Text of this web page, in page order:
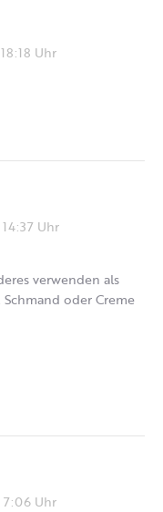
Uhr
Uhr
verwenden als
oder Creme
7:06 Uhr